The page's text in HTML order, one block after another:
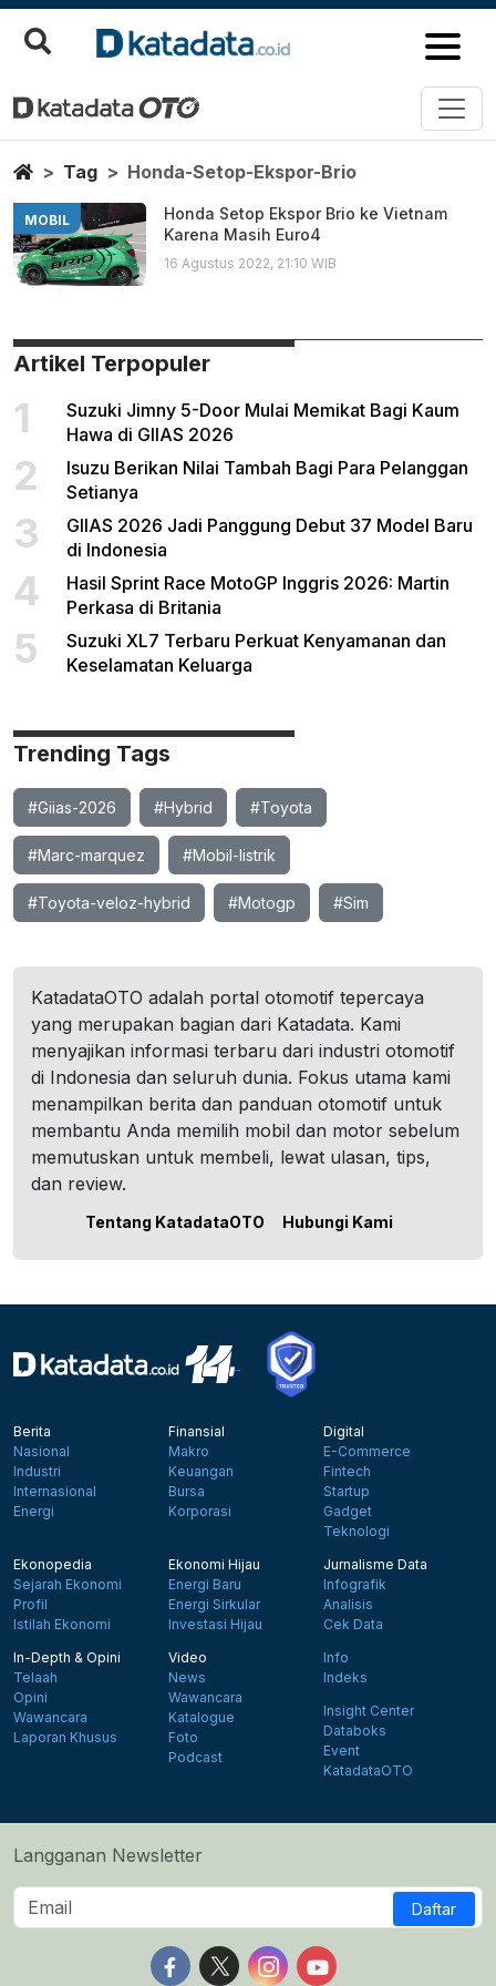
Honda Setop Ekspor Brio
Berita Terbaru
HomeTag Honda-Setop-Ekspor-Brio
MOBIL
Honda Setop Ekspor Brio ke Vietnam
Karena Masih Euro4
16 Agustus 2022, 21:10 WIB
Artikel Terpopuler
1
Suzuki Jimny 5-Door Mulai Memikat Bagi Kaum
Hawa di GIIAS 2026
2
Isuzu Berikan Nilai Tambah Bagi Para Pelanggan
Setianya
3
GIIAS 2026 Jadi Panggung Debut 37 Model Baru
di Indonesia
4
Hasil Sprint Race MotoGP Inggris 2026: Martin
Perkasa di Britania
5
Suzuki XL7 Terbaru Perkuat Kenyamanan dan
Keselamatan Keluarga
Trending Tags
#Giias-2026 #Hybrid #Toyota
#Marc-marquez #Mobil-listrik
#Toyota-veloz-hybrid #Motogp #Sim
KatadataOTO adalah portal otomotif tepercaya
yang merupakan bagian dari Katadata. Kami
menyajikan informasi terbaru dari industri otomotif
di Indonesia dan seluruh dunia. Fokus utama kami
menampilkan berita dan panduan otomotif untuk
membantu Anda memilih mobil dan motor sebelum
memutuskan untuk membeli, lewat ulasan, tips,
dan review.
Tentang KatadataOTO Hubungi Kami
Berita
Nasional
Industri
Internasional
Energi
Finansial
Makro
Keuangan
Bursa
Korporasi
Digital
E-Commerce
Fintech
Startup
Gadget
Teknologi
Ekonopedia
Sejarah Ekonomi
Profil
Istilah Ekonomi
Ekonomi Hijau
Energi Baru
Energi Sirkular
Investasi Hijau
Jurnalisme Data
Infografik
Analisis
Cek Data
In-Depth & Opini
Telaah
Opini
Wawancara
Laporan Khusus
Video
News
Wawancara
Katalogue
Foto
Podcast
Info
Indeks
Insight Center
Databoks
Event
KatadataOTO
Langganan Newsletter
Daftar
Follow us on Facebook
Follow us on X
Follow us on Instagram
Follow us on